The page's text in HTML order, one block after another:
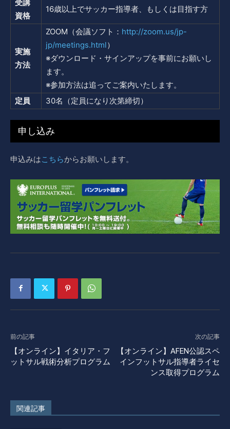
受講
資格
16歳以上でサッカー指導者、もしくは目指す方
実施
方法
ZOOM（会議ソフト： http://zoom.us/jp-
jp/meetings.html）
※ダウンロード・サインアップを事前にお願いし
ます。
※参加方法は追ってご案内いたします。
定員
30名（定員になり次第締切）
申し込み
申込みはこちらからお願いします。
前の記事
【オンライン】イタリア・フ
ットサル戦術分析プログラム
次の記事
【オンライン】AFEN公認スペ
インフットサル指導者ライセ
ンス取得プログラム
関連記事